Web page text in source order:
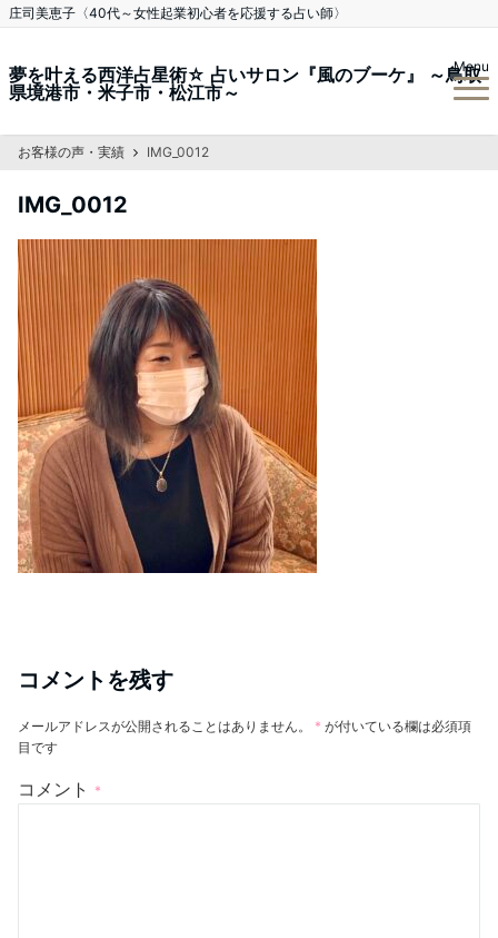
庄司美恵子〈40代～女性起業初心者を応援する占い師〉
夢を叶える西洋占星術☆ 占いサロン『風のブーケ』 ～鳥取
県境港市・米子市・松江市～
Menu
お客様の声・実績 IMG_0012
IMG_0012
コメントを残す
メールアドレスが公開されることはありません。 * が付いている欄は必須項
目です
コメント *